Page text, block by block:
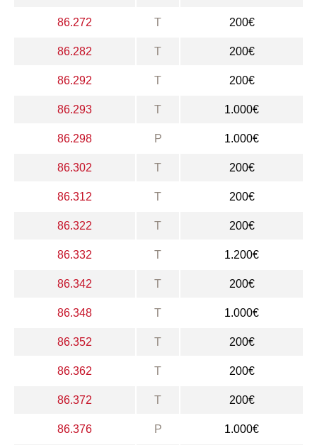
86.272 T 200€
86.282 T 200€
86.292 T 200€
86.293 T 1.000€
86.298 P 1.000€
86.302 T 200€
86.312 T 200€
86.322 T 200€
86.332 T 1.200€
86.342 T 200€
86.348 T 1.000€
86.352 T 200€
86.362 T 200€
86.372 T 200€
86.376 P 1.000€